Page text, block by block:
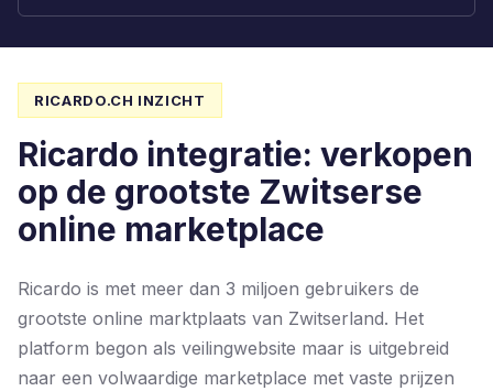
RICARDO.CH INZICHT
Ricardo integratie: verkopen
op de grootste Zwitserse
online marketplace
Ricardo is met meer dan 3 miljoen gebruikers de
grootste online marktplaats van Zwitserland. Het
platform begon als veilingwebsite maar is uitgebreid
naar een volwaardige marketplace met vaste prijzen